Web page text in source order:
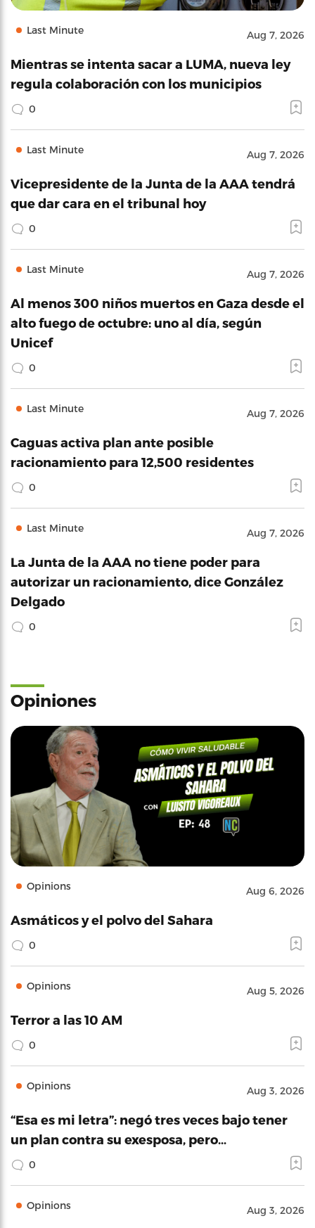
Last Minute Aug 7, 2026
Mientras se intenta sacar a LUMA, nueva ley
regula colaboración con los municipios
0
Last Minute Aug 7, 2026
Vicepresidente de la Junta de la AAA tendrá
que dar cara en el tribunal hoy
0
Last Minute Aug 7, 2026
Al menos 300 niños muertos en Gaza desde el
alto fuego de octubre: uno al día, según
Unicef
0
Last Minute Aug 7, 2026
Caguas activa plan ante posible
racionamiento para 12,500 residentes
0
Last Minute Aug 7, 2026
La Junta de la AAA no tiene poder para
autorizar un racionamiento, dice González
Delgado
0
Opiniones
Opinions Aug 6, 2026
Asmáticos y el polvo del Sahara
0
Opinions Aug 5, 2026
Terror a las 10 AM
0
Opinions Aug 3, 2026
“Esa es mi letra”: negó tres veces bajo tener
un plan contra su exesposa, pero…
0
Opinions Aug 3, 2026